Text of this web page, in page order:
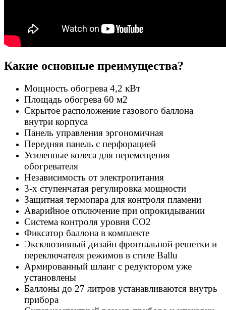
Какие основные преимущества?
Мощность обогрева 4,2 кВт
Площадь обогрева 60 м2
Скрытое расположение газового баллона
внутри корпуса
Панель управления эргономичная
Передняя панель с перфорацией
Усиленные колеса для перемещения
обогревателя
Независимость от электропитания
3-х ступенчатая регулировка мощности
Защитная термопара для контроля пламени
Аварийное отключение при опрокидывании
Система контроля уровня СО2
Фиксатор баллона в комплекте
Эксклюзивный дизайн фронтальной решетки и
переключателя режимов в стиле Ballu
Армированный шланг с редуктором уже
установлены
Баллоны до 27 литров устанавливаются внутрь
прибора